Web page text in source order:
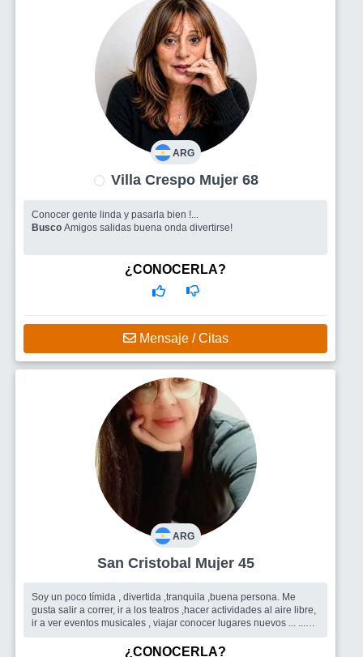
ARG
Villa Crespo Mujer 68
Conocer gente linda y pasarla bien !...
Busco Amigos salidas buena onda divertirse!
¿CONOCERLA?
Mensaje / Citas
ARG
San Cristobal Mujer 45
Soy un poco tímida , divertida ,tranquila ,buena persona. Me
gusta salir a correr, ir a los teatros ,hacer actividades al aire libre,
ir a ver eventos musicales , viajar conocer lugares nuevos ... ...
¿CONOCERLA?